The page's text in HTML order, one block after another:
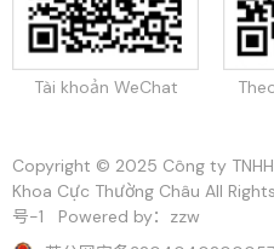
Tài khoản WeChat
Copyright © 2025 Công ty
Khoa Cực Thường Châu All
号-1 Powered by：zzw